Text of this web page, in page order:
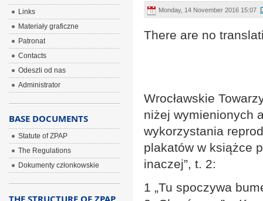
Monday, 14 November 2016 15:07
There are no
Wrocławskie
niżej wymienionych
wykorzystania
plakatów w książce
inaczej”, t. 2:
1 „Tu spoczywa
Links
Materiały graficzne
Patronat
Contacts
Odeszli od nas
Administrator
BASE DOCUMENTS
Statute of ZPAP
The Regulations
Dokumenty członkowskie
THE STRUCTURE OF ZPAP